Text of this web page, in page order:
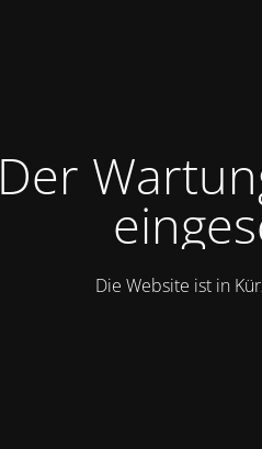
Der
Die Website ist in